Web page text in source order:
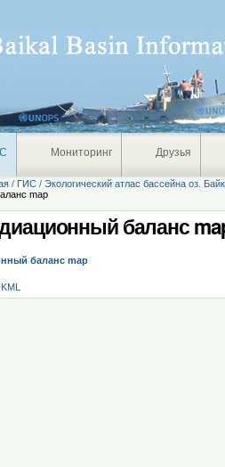
Мониторинг Друзья
/ ГИС /Экологический атлас бассейна оз.
map
баланс
баланс map